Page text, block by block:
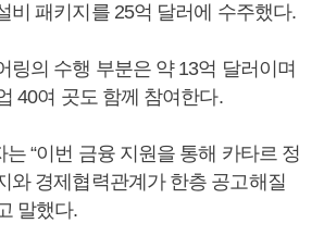
비 패키지를 25억 달러에 수주했다.
링의 수행 부분은 약 13억 달러이며
40여 곳도 함께 참여한다.
“이번 금융 지원을 통해 카타르 정
와 경제협력관계가 한층 공고해질
말했다.